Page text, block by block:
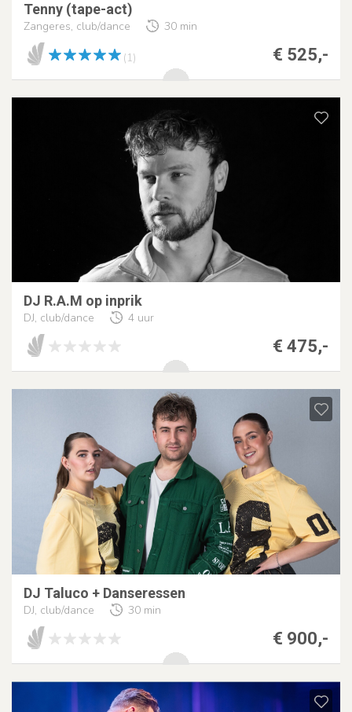
Tenny (tape-act)
Zangeres, club/dance 30 min
€ 525,-
(1)
DJ R.A.M op inprik
DJ, club/dance 4 uur
€ 475,-
DJ Taluco + Danseressen
DJ, club/dance 30 min
€ 900,-